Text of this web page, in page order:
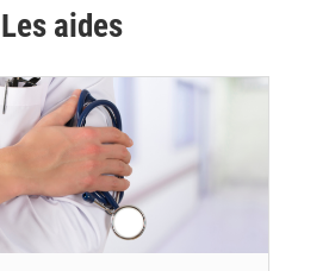
Les aides